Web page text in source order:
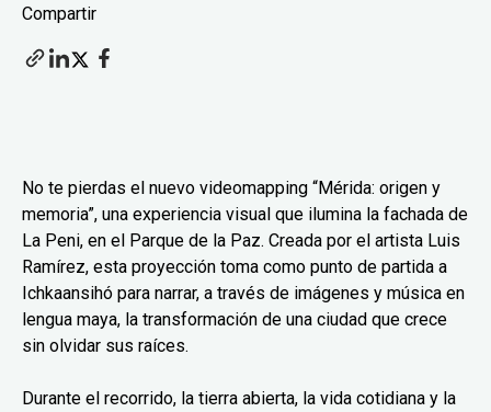
Compartir
No te pierdas el nuevo videomapping “Mérida: origen y
memoria”, una experiencia visual que ilumina la fachada de
La Peni, en el Parque de la Paz. Creada por el artista Luis
Ramírez, esta proyección toma como punto de partida a
Ichkaansihó para narrar, a través de imágenes y música en
lengua maya, la transformación de una ciudad que crece
sin olvidar sus raíces.
Durante el recorrido, la tierra abierta, la vida cotidiana y la